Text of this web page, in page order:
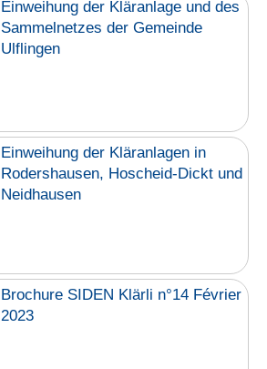
Einweihung der Kläranlage und des
Sammelnetzes der Gemeinde
Ulflingen
Einweihung der Kläranlagen in
Rodershausen, Hoscheid-Dickt und
Neidhausen
Brochure SIDEN Klärli n°14 Février
2023